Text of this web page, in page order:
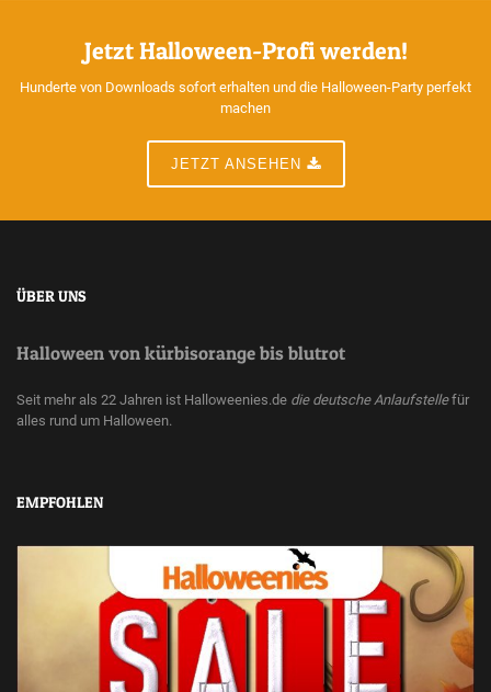
Jetzt Halloween-Profi werden!
Hunderte von Downloads sofort erhalten und die Halloween-Party perfekt
machen
JETZT ANSEHEN
ÜBER UNS
Halloween von kürbisorange bis blutrot
Seit mehr als 22 Jahren ist Halloweenies.de die deutsche Anlaufstellefür
alles rund um Halloween.
EMPFOHLEN